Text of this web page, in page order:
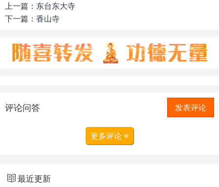
上一篇： 东台东大寺
下一篇： 香山寺
评论问答 发表评论
更多评论
最近更新